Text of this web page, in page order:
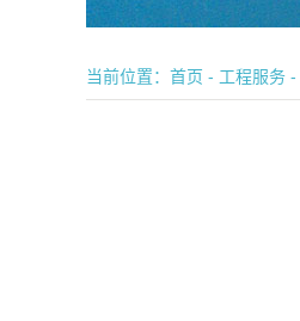
当前位置： 首页 - 工程服务 -